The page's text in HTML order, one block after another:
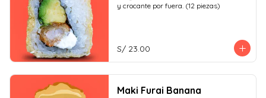
y crocante por fuera. (12 piezas)
S/ 23.00
Maki Furai Banana